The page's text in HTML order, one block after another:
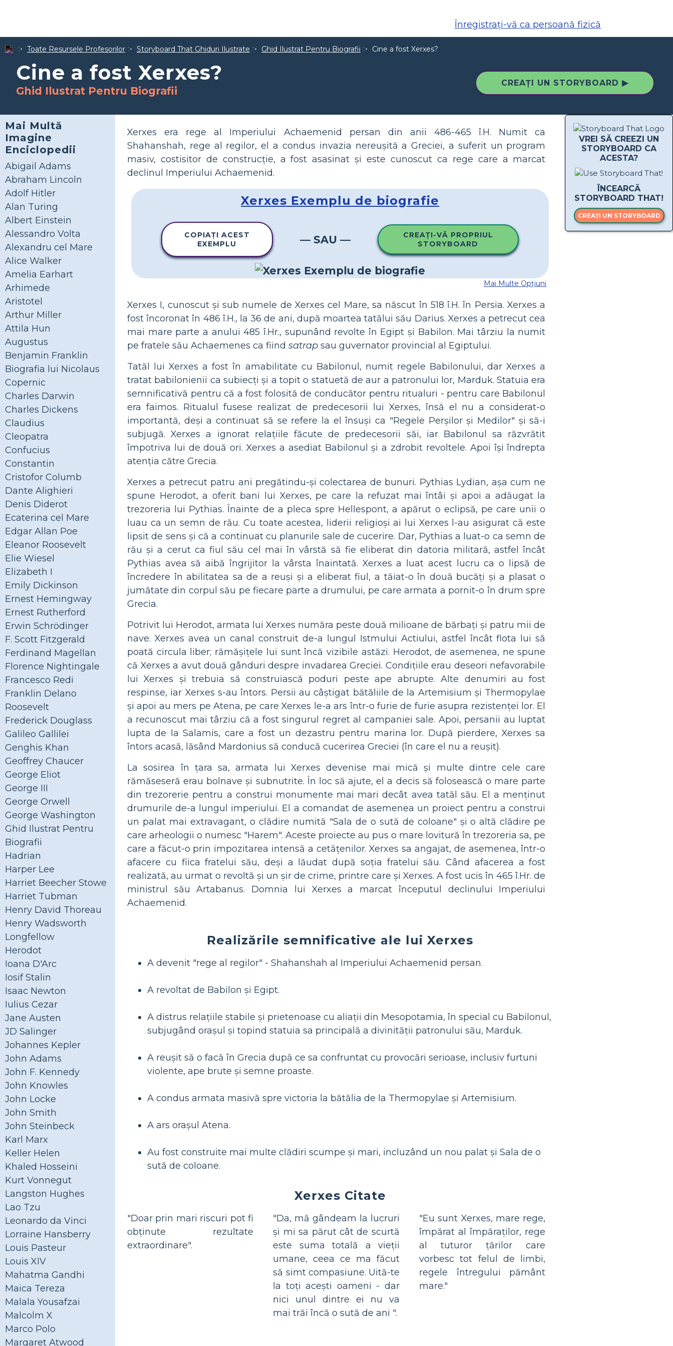
Înregistrați-vă ca persoană fizică
Toate Resursele Profesorilor Storyboard That Ghiduri Ilustrate Ghid Ilustrat Pentru Biografii Cine a fost Xerxes?
Cine a fost Xerxes?
Ghid Ilustrat Pentru Biografii
CREAȚI UN STORYBOARD ▶
Mai Multă
Imagine
Enciclopedii
Abigail Adams
Abraham Lincoln
Adolf Hitler
Alan Turing
Albert Einstein
Alessandro Volta
Alexandru cel Mare
Alice Walker
Amelia Earhart
Arhimede
Aristotel
Arthur Miller
Attila Hun
Augustus
Benjamin Franklin
Biografia lui Nicolaus
Copernic
Charles Darwin
Charles Dickens
Claudius
Cleopatra
Confucius
Constantin
Cristofor Columb
Dante Alighieri
Denis Diderot
Ecaterina cel Mare
Edgar Allan Poe
Eleanor Roosevelt
Elie Wiesel
Elizabeth I
Emily Dickinson
Ernest Hemingway
Ernest Rutherford
Erwin Schrödinger
F. Scott Fitzgerald
Ferdinand Magellan
Florence Nightingale
Francesco Redi
Franklin Delano
Roosevelt
Frederick Douglass
Galileo Gallilei
Genghis Khan
Geoffrey Chaucer
George Eliot
George III
George Orwell
George Washington
Ghid Ilustrat Pentru
Biografii
Hadrian
Harper Lee
Harriet Beecher Stowe
Harriet Tubman
Henry David Thoreau
Henry Wadsworth
Longfellow
Herodot
Ioana D'Arc
Iosif Stalin
Isaac Newton
Iulius Cezar
Jane Austen
JD Salinger
Johannes Kepler
John Adams
John F. Kennedy
John Knowles
John Locke
John Smith
John Steinbeck
Karl Marx
Keller Helen
Khaled Hosseini
Kurt Vonnegut
Langston Hughes
Lao Tzu
Leonardo da Vinci
Lorraine Hansberry
Louis Pasteur
Louis XIV
Mahatma Gandhi
Maica Tereza
Malala Yousafzai
Malcolm X
Marco Polo
Margaret Atwood
VREI SĂ CREEZI UN
STORYBOARD CA
ACESTA?
ÎNCEARCĂ
STORYBOARD THAT!
CREAȚI UN STORYBOARD
Xerxes era rege al Imperiului Achaemenid persan din anii 486-465 î.H. Numit ca
Shahanshah, rege al regilor, el a condus invazia nereușită a Greciei, a suferit un program
masiv, costisitor de construcție, a fost asasinat și este cunoscut ca rege care a marcat
declinul Imperiului Achaemenid.
Xerxes Exemplu de biografie
COPIAȚI ACEST
EXEMPLU
— SAU —
CREAȚI-VĂ PROPRIUL
STORYBOARD
Mai Multe Opțiuni
Xerxes I, cunoscut și sub numele de Xerxes cel Mare, sa născut în 518 î.H. în Persia. Xerxes a
fost încoronat în 486 î.H., la 36 de ani, după moartea tatălui său Darius. Xerxes a petrecut cea
mai mare parte a anului 485 î.Hr., supunând revolte în Egipt și Babilon. Mai târziu la numit
pe fratele său Achaemenes ca fiind satrap sau guvernator provincial al Egiptului.
Tatăl lui Xerxes a fost în amabilitate cu Babilonul, numit regele Babilonului, dar Xerxes a
tratat babilonienii ca subiecți și a topit o statuetă de aur a patronului lor, Marduk. Statuia era
semnificativă pentru că a fost folosită de conducător pentru ritualuri - pentru care Babilonul
era faimos. Ritualul fusese realizat de predecesorii lui Xerxes, însă el nu a considerat-o
importantă, deși a continuat să se refere la el însuși ca "Regele Perșilor și Medilor" și să-i
subjugă. Xerxes a ignorat relațiile făcute de predecesorii săi, iar Babilonul sa răzvrătit
împotriva lui de două ori. Xerxes a asediat Babilonul și a zdrobit revoltele. Apoi își îndrepta
atenția către Grecia.
Xerxes a petrecut patru ani pregătindu-și colectarea de bunuri. Pythias Lydian, așa cum ne
spune Herodot, a oferit bani lui Xerxes, pe care la refuzat mai întâi și apoi a adăugat la
trezoreria lui Pythias. Înainte de a pleca spre Hellespont, a apărut o eclipsă, pe care unii o
luau ca un semn de rău. Cu toate acestea, liderii religioși ai lui Xerxes l-au asigurat că este
lipsit de sens și că a continuat cu planurile sale de cucerire. Dar, Pythias a luat-o ca semn de
rău și a cerut ca fiul său cel mai în vârstă să fie eliberat din datoria militară, astfel încât
Pythias avea să aibă îngrijitor la vârsta înaintată. Xerxes a luat acest lucru ca o lipsă de
încredere în abilitatea sa de a reuși și a eliberat fiul, a tăiat-o în două bucăți și a plasat o
jumătate din corpul său pe fiecare parte a drumului, pe care armata a pornit-o în drum spre
Grecia.
Potrivit lui Herodot, armata lui Xerxes număra peste două milioane de bărbați și patru mii de
nave. Xerxes avea un canal construit de-a lungul Istmului Actiului, astfel încât flota lui să
poată circula liber; rămășițele lui sunt încă vizibile astăzi. Herodot, de asemenea, ne spune
că Xerxes a avut două gânduri despre invadarea Greciei. Condițiile erau deseori nefavorabile
lui Xerxes și trebuia să construiască poduri peste ape abrupte. Alte denumiri au fost
respinse, iar Xerxes s-au întors. Persii au câștigat bătăliile de la Artemisium și Thermopylae
și apoi au mers pe Atena, pe care Xerxes le-a ars într-o furie de furie asupra rezistenței lor. El
a recunoscut mai târziu că a fost singurul regret al campaniei sale. Apoi, persanii au luptat
lupta de la Salamis, care a fost un dezastru pentru marina lor. După pierdere, Xerxes sa
întors acasă, lăsând Mardonius să conducă cucerirea Greciei (în care el nu a reușit).
La sosirea în țara sa, armata lui Xerxes devenise mai mică și multe dintre cele care
rămăseseră erau bolnave și subnutrite. În loc să ajute, el a decis să folosească o mare parte
din trezorerie pentru a construi monumente mai mari decât avea tatăl său. El a menținut
drumurile de-a lungul imperiului. El a comandat de asemenea un proiect pentru a construi
un palat mai extravagant, o clădire numită "Sala de o sută de coloane" și o altă clădire pe
care arheologii o numesc "Harem". Aceste proiecte au pus o mare lovitură în trezoreria sa, pe
care a făcut-o prin impozitarea intensă a cetățenilor. Xerxes sa angajat, de asemenea, într-o
afacere cu fiica fratelui său, deși a lăudat după soția fratelui său. Când afacerea a fost
realizată, au urmat o revoltă și un șir de crime, printre care și Xerxes. A fost ucis în 465 î.Hr. de
ministrul său Artabanus. Domnia lui Xerxes a marcat începutul declinului Imperiului
Achaemenid.
Realizările semnificative ale lui Xerxes
A devenit "rege al regilor" - Shahanshah al Imperiului Achaemenid persan.
A revoltat de Babilon și Egipt.
A distrus relațiile stabile și prietenoase cu aliații din Mesopotamia, în special cu Babilonul,
subjugând orașul și topind statuia sa principală a divinității patronului său, Marduk.
A reușit să o facă în Grecia după ce sa confruntat cu provocări serioase, inclusiv furtuni
violente, ape brute și semne proaste.
A condus armata masivă spre victoria la bătălia de la Thermopylae și Artemisium.
A ars orașul Atena.
Au fost construite mai multe clădiri scumpe și mari, incluzând un nou palat și Sala de o
sută de coloane.
Xerxes Citate
"Doar prin mari riscuri pot fi
obținute rezultate
extraordinare".
"Da, mă gândeam la lucruri
și mi sa părut cât de scurtă
este suma totală a vieții
umane, ceea ce ma făcut
să simt compasiune. Uită-te
la toți acești oameni - dar
nici unul dintre ei nu va
mai trăi încă o sută de ani ".
"Eu sunt Xerxes, mare rege,
împărat al împăraților, rege
al tuturor țărilor care
vorbesc tot felul de limbi,
regele întregului pământ
mare."